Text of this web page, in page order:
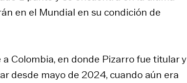
en el Mundial en su condición de
Colombia, en donde Pizarro fue titular y
desde mayo de 2024, cuando aún era